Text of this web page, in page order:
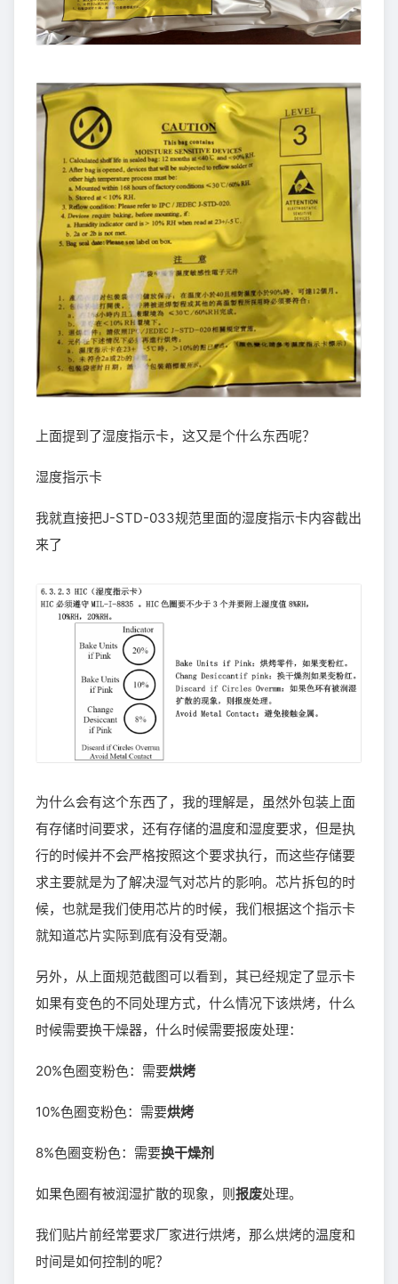
上面提到了湿度指示卡，这又是个什么东西呢？
湿度指示卡
我就直接把J-STD-033规范里面的湿度指示卡内容截出
来了
为什么会有这个东西了，我的理解是，虽然外包装上面
有存储时间要求，还有存储的温度和湿度要求，但是执
行的时候并不会严格按照这个要求执行，而这些存储要
求主要就是为了解决湿气对芯片的影响。芯片拆包的时
候，也就是我们使用芯片的时候，我们根据这个指示卡
就知道芯片实际到底有没有受潮。
另外，从上面规范截图可以看到，其已经规定了显示卡
如果有变色的不同处理方式，什么情况下该烘烤，什么
时候需要换干燥器，什么时候需要报废处理：
20%色圈变粉色：需要烘烤
10%色圈变粉色：需要烘烤
8%色圈变粉色：需要换干燥剂
如果色圈有被润湿扩散的现象，则报废处理。
我们贴片前经常要求厂家进行烘烤，那么烘烤的温度和
时间是如何控制的呢？